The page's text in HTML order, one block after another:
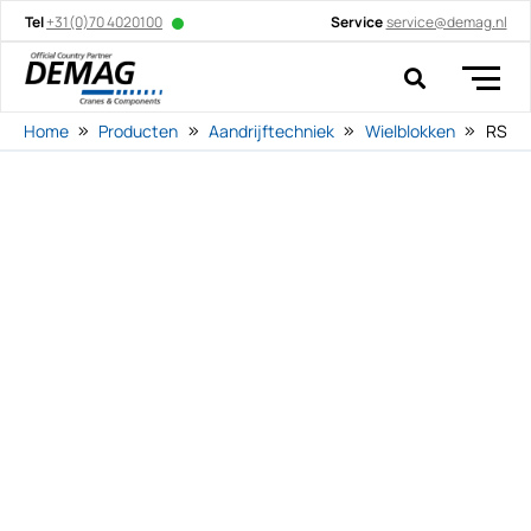
Tel+31(0)70 4020100 Serviceservice@demag.nl
Home Producten Aandrijftechniek Wielblokken RS